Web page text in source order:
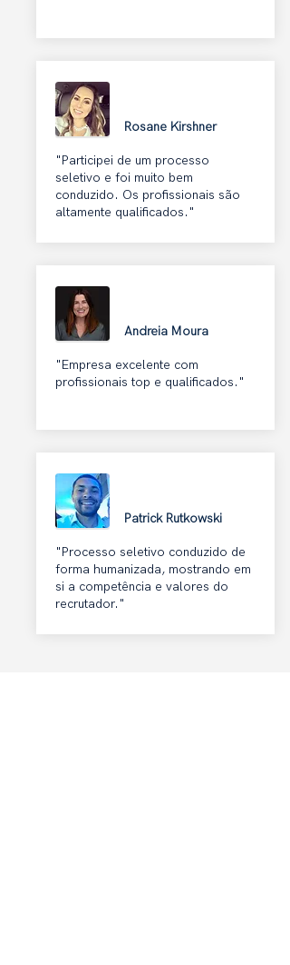
Rosane Kirshner
"Participei de um processo
seletivo e foi muito bem
conduzido. Os profissionais são
altamente qualificados."
Andreia Moura
"Empresa excelente com
profissionais top e qualificados."
Patrick Rutkowski
"Processo seletivo conduzido de
forma humanizada, mostrando em
si a competência e valores do
recrutador."